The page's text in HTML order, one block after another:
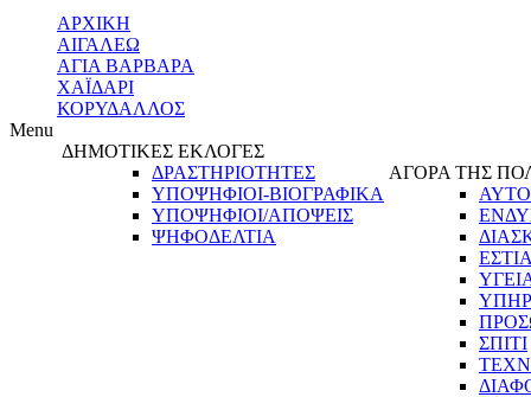
ΑΡΧΙΚΗ
ΑΙΓΑΛΕΩ
ΑΓΙΑ ΒΑΡΒΑΡΑ
ΧΑΪΔΑΡΙ
ΚΟΡΥΔΑΛΛΟΣ
Menu
ΔΗΜΟΤΙΚΕΣ ΕΚΛΟΓΕΣ
ΔΡΑΣΤΗΡΙΟΤΗΤΕΣ
ΥΠΟΨΗΦΙΟΙ-ΒΙΟΓΡΑΦΙΚΑ
ΥΠΟΨΗΦΙΟΙ/ΑΠΟΨΕΙΣ
ΨΗΦΟΔΕΛΤΙΑ
ΑΓΟΡΑ ΤΗΣ
ΣΠΙΤΙ